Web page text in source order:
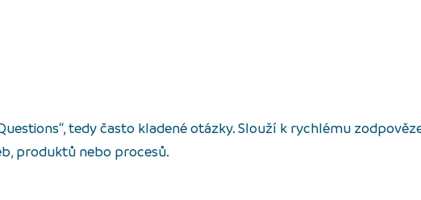
tedy často kladené otázky. Slouží k rychlému
produktů nebo procesů.